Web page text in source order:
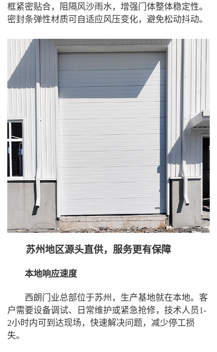
框紧密贴合，阻隔风沙雨水，增强门体整体稳定性。
密封条弹性材质可自适应风压变化，避免松动抖动。
苏州地区源头直供，服务更有保障
本地响应速度
西朗门业总部位于苏州，生产基地就在本地。客
户需要设备调试、日常维护或紧急抢修，技术人员1-
2小时内可到达现场，快速解决问题，减少停工损
失。